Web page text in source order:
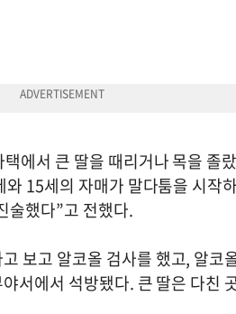
에서 큰 딸을 때리거나 목을 졸
15세의 자매가 말다툼을 시작
술했다”고 전했다.
보고 알코올 검사를 했고, 알코
서에서 석방됐다. 큰 딸은 다친